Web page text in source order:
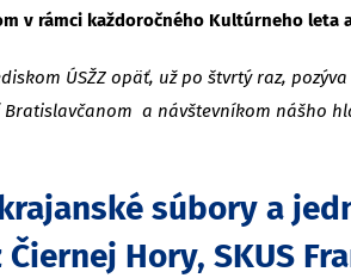
v rámci každoročného Kultúrneho leta
ÚSŽZ opäť, už po štvrtý raz,
a návštevníkom nášho
súbory a
Hory, SKUS